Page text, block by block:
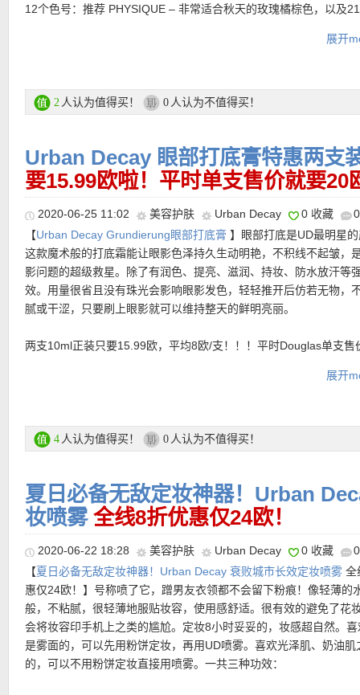
★ 新用户全场大部分正价商品15%优惠码 ：JULY15NEW，最低消
12个色号：推荐 PHYSIQUE – 非常适合秋天的玫瑰橘棕色，以及
★ 可用78折优惠码：LIPDAY22
★ 邮费：全场满30欧德国境内免邮（普通快递），可直邮瑞士、荷
地利等地区，邮费详情请参考网站信息。
★ 【Lookfantastic网站中文图文购物教程点击此处】
展开
2 人认为值得买！ 0 人认为不值得买！
Urban Decay 眼部打底膏特惠两支
要15.99欧啦！平时单支售价就要20
2020-06-25 11:02 美容护肤 Urban Decay 0 收藏
【Urban Decay Grundierung眼部打底膏 】眼部打底是UD最明星
这款魔术般的打底霜能让眼影色泽持久生动明艳，不积线不起皱，
影问题的超级救星。除了有润色、提亮、滋润、持妆、防水放汗等
效。用量很省且没有珠光会影响眼影发色，轻轻推开后仿若无物，
腻或干涩，只要刷上眼影就可以维持整天的鲜明亮丽。
两支10ml正装只要15.99欧，平均8欧/支！！！平时Douglas单支售
Urban Decay热卖单品推荐 链接
★ 新用户全场大部分正价商品15%优惠码 ：
，最低
欧，不可和其他折扣优惠码叠加，有效期6月1日至6月30日！
★ 全场购物满49欧输入优惠码：VITA免费送Vita Liberata Body
Makeup (Latte/30ml)，有效期仅限6月25日！
展开
4 人认为值得买！ 0 人认为不值得买！
夏日必备无敌定妆神器！Urban
妆喷雾 全线8折优惠仅24欧！
2020-06-22 18:28 美容护肤 Urban Decay 0 收藏
【夏日必备无敌定妆神器！Urban Decay 衰败城市长效定妆喷雾 全
惠仅24欧！】号称喷了它，蹭男友衣领都不会留下粉痕！像轻薄的
般，不粘腻，很轻薄地服贴妆容，使用感舒适。很有效的避免了花
会将妆容印手机上之类的尴尬。定妆8小时妥妥的，妆感超自然。
是雾面的，可以先用粉饼定妆，再用UD喷雾。喜欢光泽肌、奶油肌
的，可以不用粉饼定妆直接用喷雾。一共三种功效：